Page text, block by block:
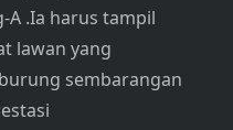
A .Ia harus tampil
lawan yang
sembarangan